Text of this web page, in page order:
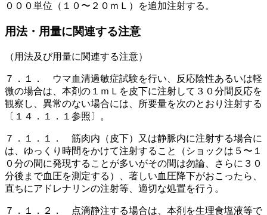
０００単位（１０〜２０ｍＬ）を追加注射する。
用法・用量に関連する注意
（用法及び用量に関連する注意）
７．１． ウマ血清過敏症試験を行い、反応陰性あるいは軽
微の場合は、本剤の１ｍＬを皮下に注射して３０分間反応を
観察し、異常のない場合には、所要量を次のとおり注射する
〔１４．１．１参照〕。
７．１．１． 筋肉内（皮下）又は静脈内に注射する場合に
は、ゆっくり時間をかけて注射すること（ショックは５〜１
０分の間に発現することが多いがその間は勿論、さらに３０
分後まで血圧を測定する）、著しい血圧降下がおこったら、
直ちにアドレナリンの注射等、適切な処置を行う。
７．１．２． 点滴静注する場合は、本剤を生理食塩液等で